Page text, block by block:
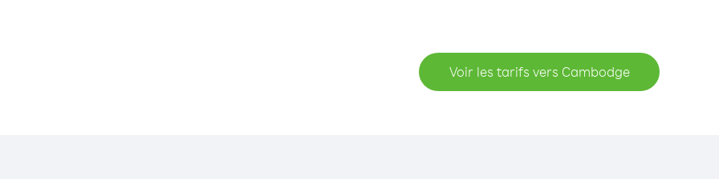
Voir les tarifs vers Cambodge